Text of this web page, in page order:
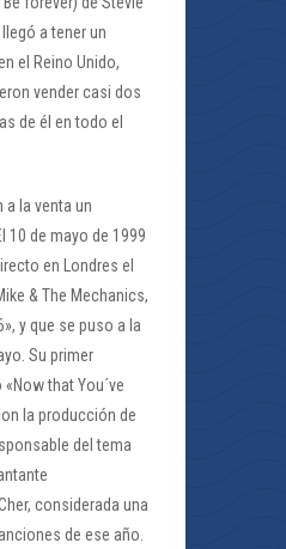
a tener un
el Reino Unido,
vender casi dos
de él en todo el
a la venta un
10 de mayo de 1999
en Londres el
& The Mechanics,
y que se puso a la
Su primer
that You´ve
la producción de
del tema
considerada una
de ese año.